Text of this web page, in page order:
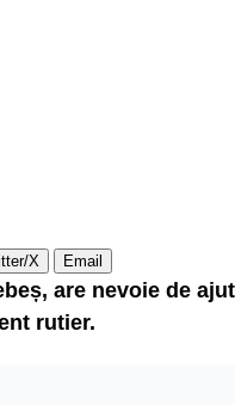
X Email
are nevoie de
rutier.